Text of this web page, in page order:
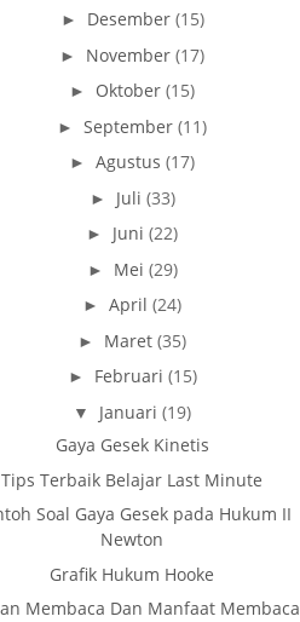
► Desember (15)
► November (17)
► Oktober (15)
► September (11)
► Agustus (17)
► Juli (33)
► Juni (22)
► Mei (29)
► April (24)
► Maret (35)
► Februari (15)
▼ Januari (19)
Gaya Gesek Kinetis
Tips Terbaik Belajar Last Minute
Soal Gaya Gesek pada Hukum II
Newton
Grafik Hukum Hooke
Membaca Dan Manfaat Membaca